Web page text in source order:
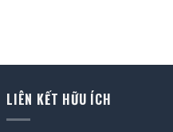
LIÊN KẾT HỮU ÍCH